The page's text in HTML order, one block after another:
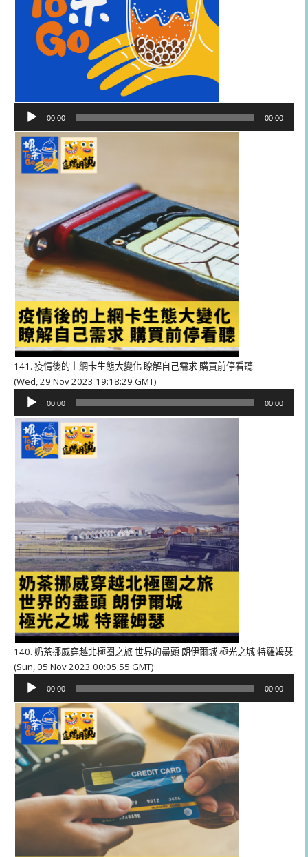
播
器
00:00 00:00
141. 疫情後的上網卡生態大變化 瞭解自己需求 購買前停看聽
(Wed, 29 Nov 2023 19:18:29 GMT)
播
器
00:00 00:00
140. 奶茶挪威穿越北極圈之旅 世界的盡頭 朗伊爾城 極光之城 特羅姆瑟
(Sun, 05 Nov 2023 00:05:55 GMT)
播
放
器
00:00 00:00